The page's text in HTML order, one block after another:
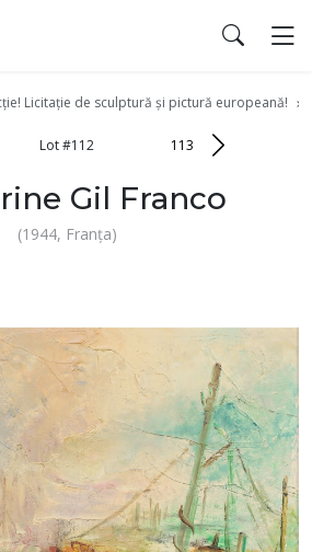
Licitație de sculptură şi pictură europeană!
Lot #112 113
Gil Franco
(1944, Franţa)